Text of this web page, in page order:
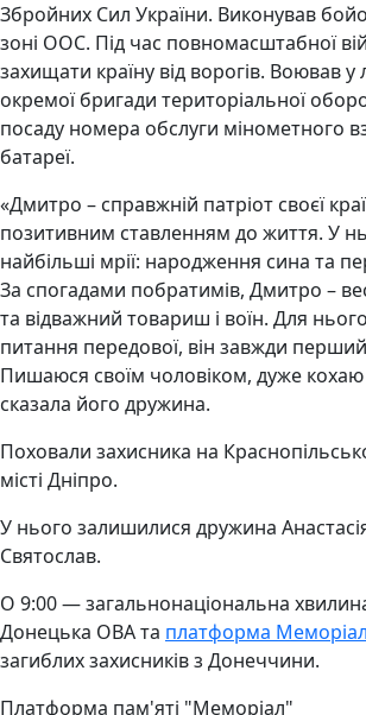
Збройних Сил України. Виконував
зоні ООС. Під час повномасштабної
захищати країну від ворогів. Воював у
окремої бригади територіальної
посаду номера обслуги мінометного
батареї.
«Дмитро – справжній патріот своєї
позитивним ставленням до життя. У
найбільші мрії: народження сина та
За спогадами побратимів, Дмитро –
та відважний товариш і воїн. Для
питання передової, він завжди
Пишаюся своїм чоловіком, дуже
сказала його дружина.
Поховали захисника на
місті Дніпро.
У нього залишилися дружина
Святослав.
О 9:00 — загальнонаціональна
Донецька ОВА та платформа Меморіал
загиблих захисників з Донеччини.
Платформа пам'яті "Меморіал"